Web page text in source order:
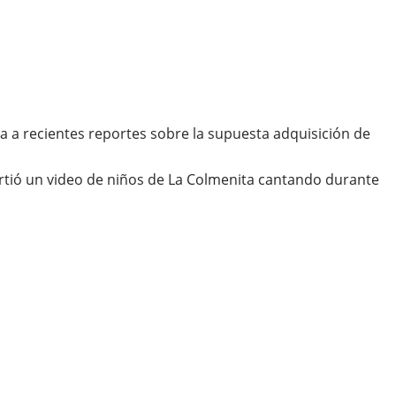
a recientes reportes sobre la supuesta adquisición de
un video de niños de La Colmenita cantando durante